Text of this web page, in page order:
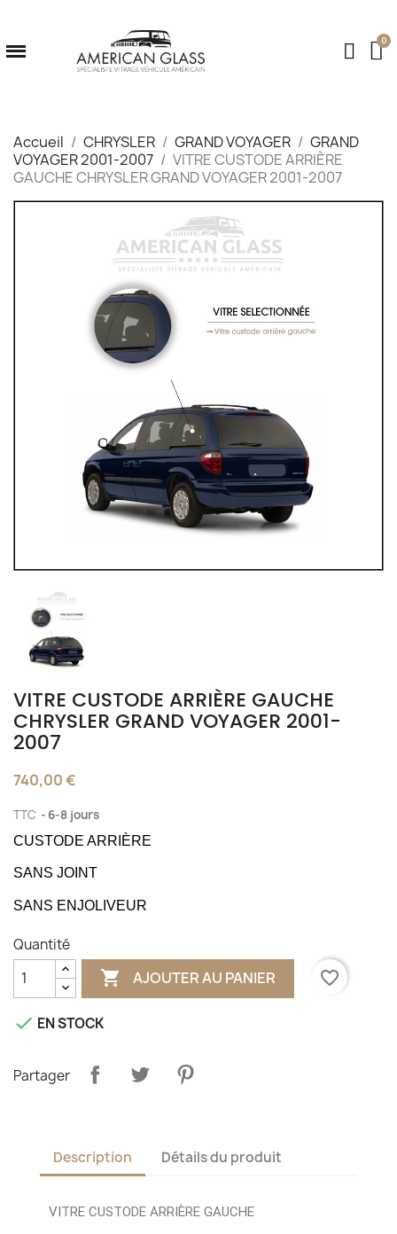
Accueil CHRYSLER GRAND VOYAGER
GRAND
VOYAGER 2001-2007
VITRE CUSTODE ARRIÈRE
GAUCHE CHRYSLER GRAND VOYAGER 2001-2007
VITRE CUSTODE ARRIÈRE GAUCHE
CHRYSLER GRAND VOYAGER 2001-
2007
740,00 €
TTC 6-8 jours
CUSTODE ARRIÈRE
SANS JOINT
SANS ENJOLIVEUR
Quantité
 AJOUTER AU PANIER favorite_border
 EN STOCK
Partager
Description Détails du produit
VITRE CUSTODE ARRIÈRE GAUCHE